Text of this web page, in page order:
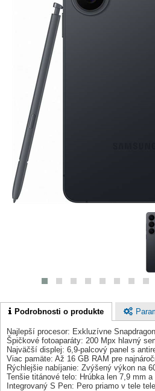
Podrobnosti o produkte
Najlepší procesor: Exkluzívne
Špičkové fotoaparáty: 200 Mpx hlavný
Najväčší displej: 6,9-palcový panel s
Viac pamäte: Až 16 GB RAM pre
Rýchlejšie nabíjanie: Zvýšený výkon na
Tenšie titánové telo: Hrúbka len 7,9 mm
Integrovaný S Pen: Pero priamo v tele